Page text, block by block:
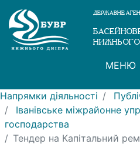
ДЕРЖАВНЕ
НИЖНЬОГО
МЕНЮ
Напрямки діяльності
Іванівське міжрайонне
господарства
Тендер на Капітальний